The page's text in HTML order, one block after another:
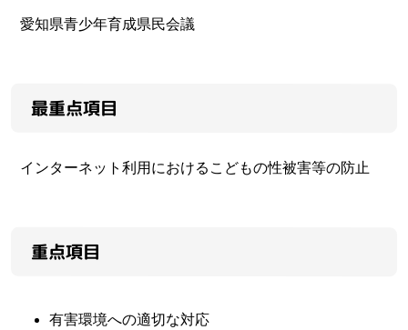
愛知県青少年育成県民会議
最重点項目
インターネット利用におけるこどもの性被害等の防止
重点項目
有害環境への適切な対応